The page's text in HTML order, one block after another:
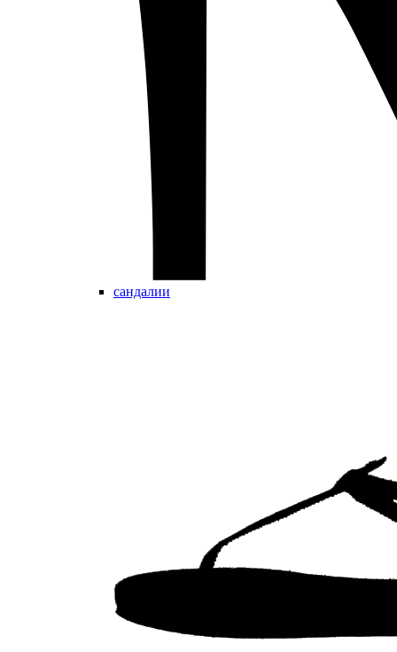
сандалии